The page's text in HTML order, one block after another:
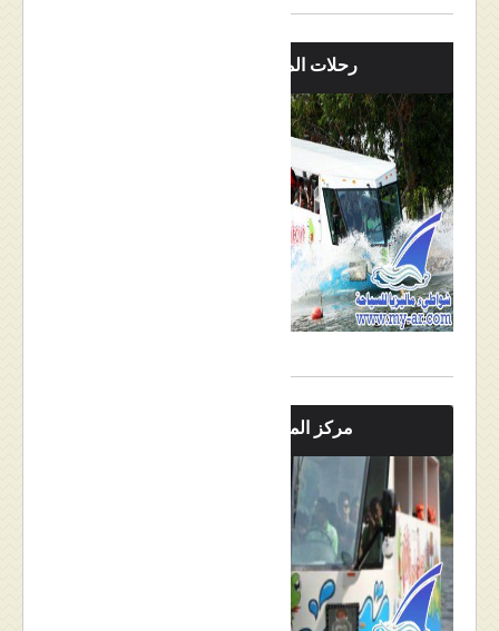
رحلات الماينز
مركز الماينز